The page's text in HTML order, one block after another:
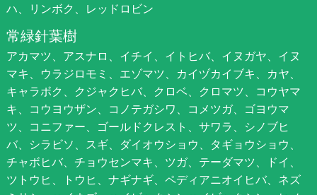
ハ、リンボク、レッドロビン
常緑針葉樹
アカマツ、アスナロ、イチイ、イトヒバ、イヌガヤ、イヌ
マキ、ウラジロモミ、エゾマツ、カイヅカイブキ、カヤ、
キャラボク、クジャクヒバ、クロベ、クロマツ、コウヤマ
キ、コウヨウザン、コノテガシワ、コメツガ、ゴヨウマ
ツ、コニファー、ゴールドクレスト、サワラ、シノブヒ
バ、シラビソ、スギ、ダイオウショウ、タギョウショウ、
チャボヒバ、チョウセンマキ、ツガ、テーダマツ、ドイ、
ツトウヒ、トウヒ、ナギナギ、ペディアニオイヒバ、ネズ